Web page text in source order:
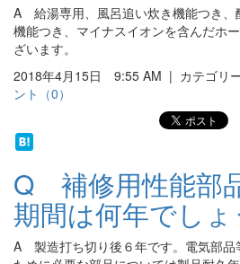
A 給湯専用、風呂追い炊き機能つき、
機能つき、マイナスイオンを含んだホ
ざいます。
2018年4月15日 9:55 AM | カテゴリー
ント（0）
Q 補修用性能部
期間は何年でしょ
A 製造打ち切り後６年です。電気部